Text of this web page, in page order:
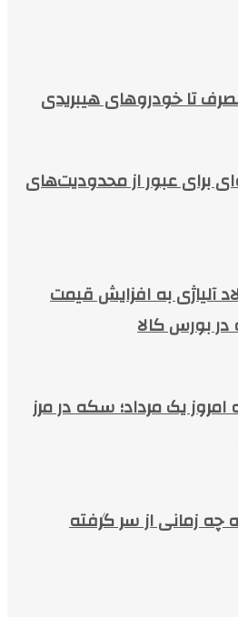
تا خودروهای هیبریدی
برای عبور از محدودیت‌های
آلیاژی به افزایش قیمت
بورس کالا
یک مرداد؛ سکه در مرز
چه زمانی از سر گرفته